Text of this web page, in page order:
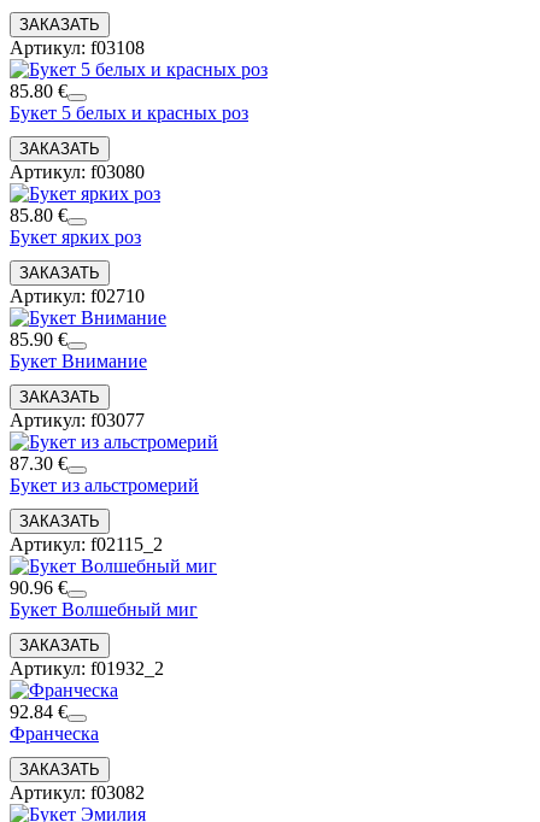
Артикул: f03108
85.80 €
Букет 5 белых и красных роз
Артикул: f03080
85.80 €
Букет ярких роз
Артикул: f02710
85.90 €
Букет Внимание
Артикул: f03077
87.30 €
Букет из альстромерий
Артикул: f02115_2
90.96 €
Букет Волшебный миг
Артикул: f01932_2
92.84 €
Франческа
Артикул: f03082